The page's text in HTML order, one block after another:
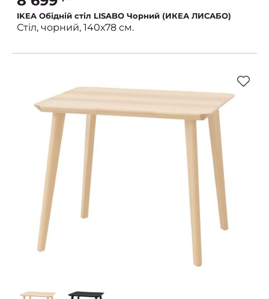
IKEA Обідній стіл LISABO Чорний (ИКЕА ЛИСАБО)
Стіл, чорний, 140х78 см.